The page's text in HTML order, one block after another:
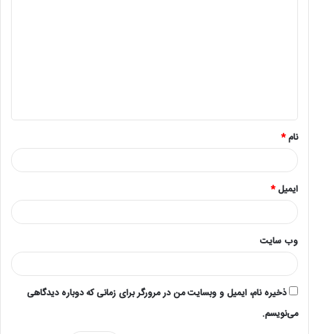
*
نام*
ایمیل*
وب‌ سایت
ذخیره نام، ایمیل و وبسایت من در مرورگر برای زمانی که دوباره دیدگاهی
می‌نویسم.